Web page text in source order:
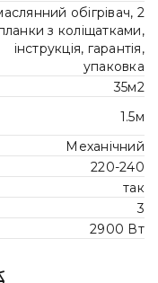
обігрівач, 2
з коліщатками,
інструкція, гарантія,
упаковка
35м2
1.5м
Механічний
220-240
так
3
2900 Вт